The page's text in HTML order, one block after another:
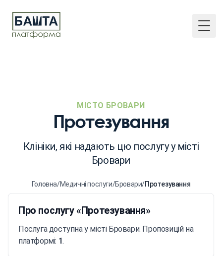
МІСТО БРОВАРИ
Протезування
Клініки, які надають цю послугу у місті
Бровари
Головна/Медичні послуги/Бровари/Протезування
Про послугу «Протезування»
Послуга доступна у місті Бровари. Пропозицій на
платформі: 1.